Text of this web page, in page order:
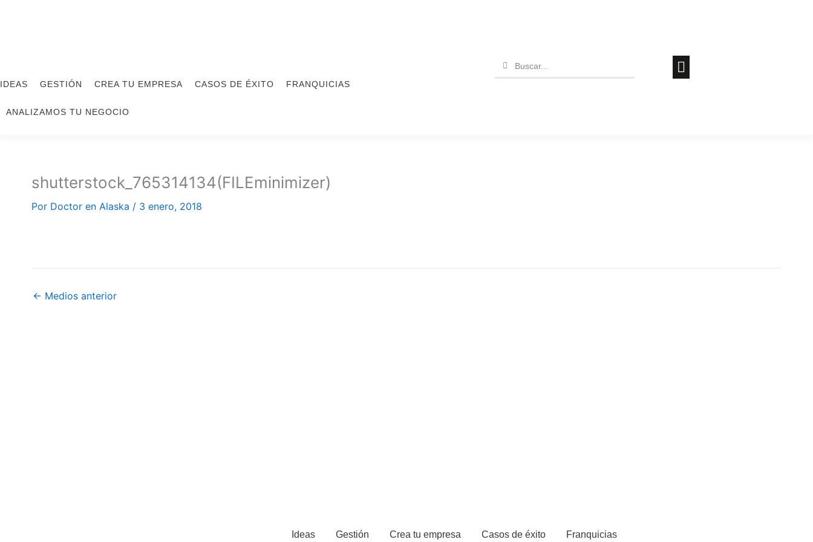
IDEAS GESTIÓN CREA TU EMPRESA CASOS DE ÉXITO FRANQUICIAS
ANALIZAMOS TU NEGOCIO
Buscar
Buscar
shutterstock_765314134(FILEminimizer)
Por Doctor en Alaska / 3 enero, 2018
← Medios anterior
Ideas Gestión Crea tu empresa Casos de éxito Franquicias